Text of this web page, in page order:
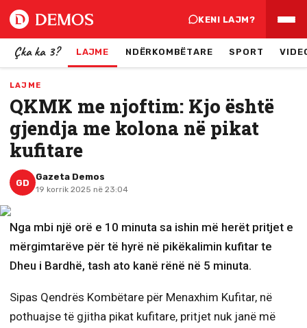
KENI LAJM?
Çka ka 3? LAJME NDËRKOMBËTARE SPORT
LAJME
QKMK me njoftim: Kjo është
gjendja me kolona në pikat
kufitare
GD
Gazeta Demos
19 korrik 2025 në 23:04
Nga mbi një orë e 10 minuta sa ishin më herët pritjet e
mërgimtarëve për të hyrë në pikëkalimin kufitar te
Dheu i Bardhë, tash ato kanë rënë në 5 minuta.
Sipas Qendrës Kombëtare për Menaxhim Kufitar, në
pothuajse të gjitha pikat kufitare, pritjet nuk janë më